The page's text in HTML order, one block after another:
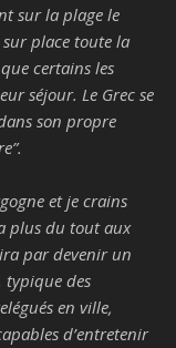
sur la plage le
sur place toute la
certains les
séjour. Le Grec se
son propre
”.
et je crains
plus du tout aux
par devenir un
typique des
en ville,
d’entretenir